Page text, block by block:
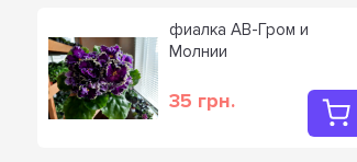
фиалка АВ-Гром и
Молнии
35 грн.